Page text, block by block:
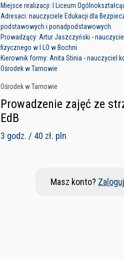
Miejsce realizacji: I Liceum
Adresaci: nauczyciele Edukacji dla
podstawowych i ponadpodstawowych.
Prowadzący: Artur Jaszczyński -
fizycznego w I LO w Bochni
Kierownik formy: Anita Stinia - nauczyciel
Ośrodek w Tarnowie
Ośrodek w Tarnowie
Prowadzenie zajęć ze
EdB
3 godz. / 40 zł. pln
Masz konto?